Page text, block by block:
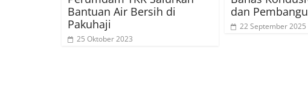
Bantuan Air Bersih di
Pakuhaji
25 Oktober 2023
dan
22 September 2025